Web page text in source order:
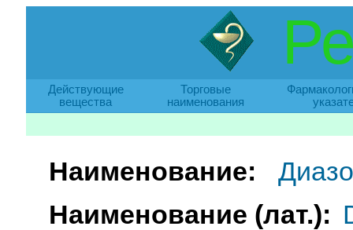
Действующие
вещества
Торговые
наименования
Наименование:
Наименование (лат.):